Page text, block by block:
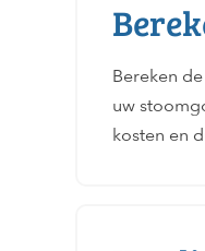
Bereken
uw
kosten en